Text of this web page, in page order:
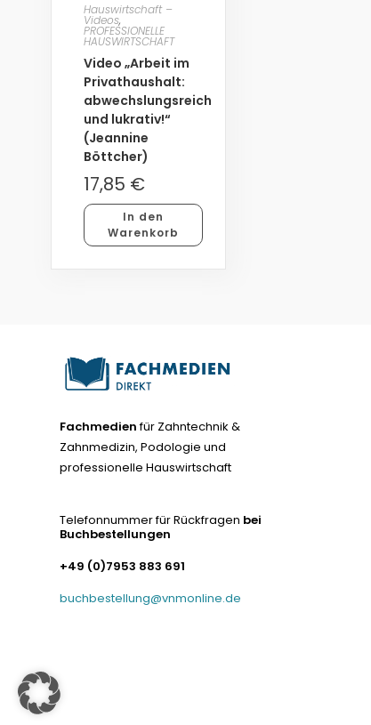
Hauswirtschaft –
Videos,
PROFESSIONELLE
HAUSWIRTSCHAFT
Video „Arbeit im
Privathaushalt:
abwechslungsreich
und lukrativ!“
(Jeannine
Böttcher)
17,85 €
In den
Warenkorb
Fachmedienfür Zahntechnik &
Zahnmedizin, Podologie und
professionelle Hauswirtschaft
Telefonnummer für Rückfragen bei
Buchbestellungen
+49 (0)7953 883 691
buchbestellung@vnmonline.de
© Fachmedien-direkt.de | Verlag Neuer Merkur